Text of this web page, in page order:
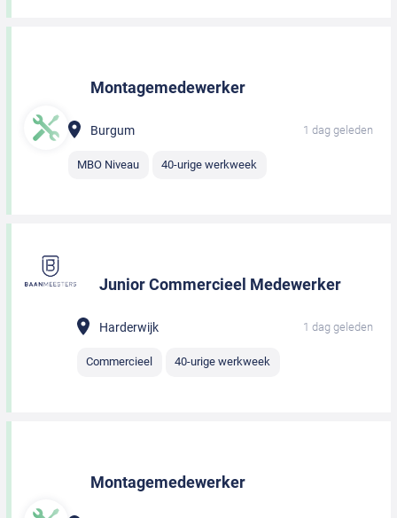
Montagemedewerker
Burgum 1 dag geleden
MBO Niveau 40-urige werkweek
Junior Commercieel Medewerker
Harderwijk 1 dag geleden
Commercieel 40-urige werkweek
Montagemedewerker